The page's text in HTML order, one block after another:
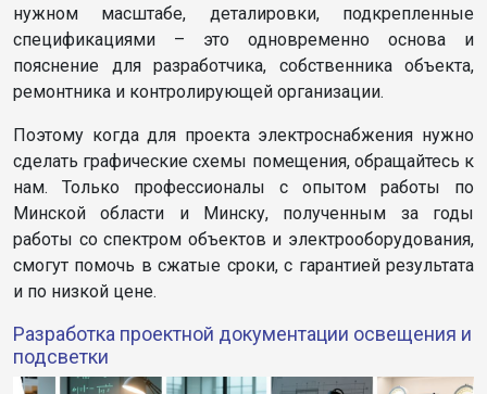
нужном масштабе, деталировки, подкрепленные
спецификациями – это одновременно основа и
пояснение для разработчика, собственника объекта,
ремонтника и контролирующей организации.
Поэтому когда для проекта электроснабжения нужно
сделать графические схемы помещения, обращайтесь к
нам. Только профессионалы с опытом работы по
Минской области и Минску, полученным за годы
работы со спектром объектов и электрооборудования,
смогут помочь в сжатые сроки, с гарантией результата
и по низкой цене.
Разработка проектной документации освещения и
подсветки